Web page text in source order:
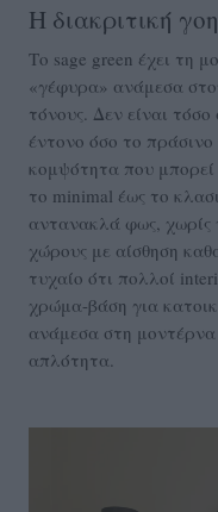
Η διακριτική
Το sage green έχει τη
«γέφυρα» ανάμεσα
τόνους. Δεν είναι
έντονο όσο το
κομψότητα που
το minimal έως το
αντανακλά φως,
χώρους με αίσθηση
τυχαίο ότι πολλοί
χρώμα-βάση για
ανάμεσα στη μοντέρνα
απλότητα.